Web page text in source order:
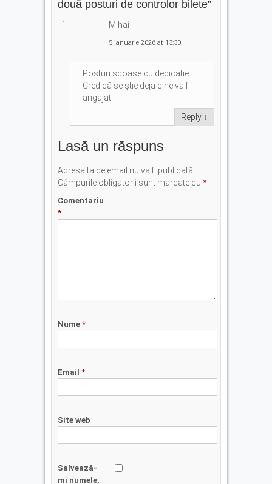
două posturi de controlor bilete”
Mihai
5 ianuarie 2026 at 13:30
Posturi scoase cu dedicație.
Cred că se știe deja cine va fi
angajat.
Reply ↓
Lasă un răspuns
Adresa ta de email nu va fi publicată.
Câmpurile obligatorii sunt marcate cu *
Comentariu
*
Nume *
Email *
Site web
Salvează-
mi numele,